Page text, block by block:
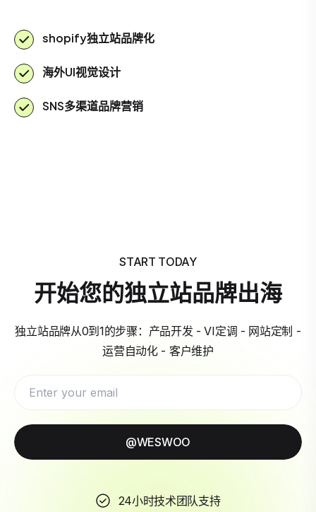
shopify独立站品牌化
海外UI视觉设计
SNS多渠道品牌营销
START TODAY
开始您的独立站品牌出海
独立站品牌从0到1的步骤：产品开发 - VI定调 - 网站定制 -
运营自动化 - 客户维护
@WESWOO
24小时技术团队支持